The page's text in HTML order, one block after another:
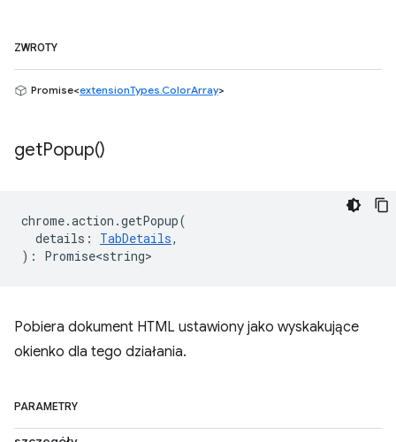
ZWROTY
Promise<extensionTypes.ColorArray>
getPopup()
chrome.action .getPopup(
details : TabDetails,
) : Promise<string>
Pobiera dokument HTML ustawiony jako wyskakujące
okienko dla tego działania.
PARAMETRY